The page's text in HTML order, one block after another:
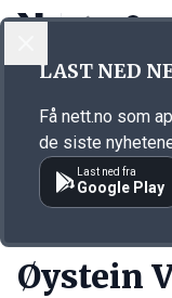
Annonsørinnhold
Øystein
LAST NED
Få nett.no som
de siste
Last ned fra
Google Play